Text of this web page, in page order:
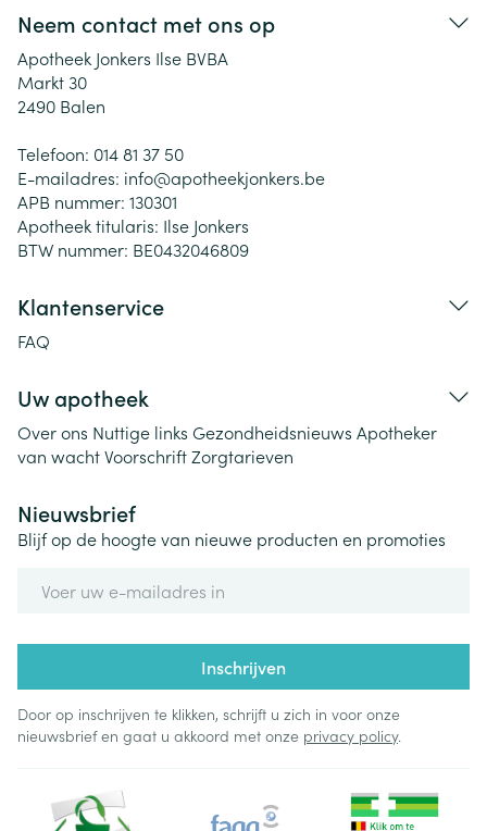
Neem contact met ons op
Apotheek Jonkers Ilse BVBA
Markt 30
2490 Balen
Telefoon: 014 81 37 50
E-mailadres: info@apotheekjonkers.be
APB nummer: 130301
Apotheek titularis: Ilse Jonkers
BTW nummer: BE0432046809
Klantenservice
FAQ
Uw apotheek
Over ons Nuttige links Gezondheidsnieuws Apotheker
van wachtVoorschriftZorgtarieven
Nieuwsbrief
Blijf op de hoogte van nieuwe producten en promoties
Inschrijven
Door op inschrijven te klikken, schrijft u zich in voor onze
nieuwsbrief en gaat u akkoord met onze privacy policy.